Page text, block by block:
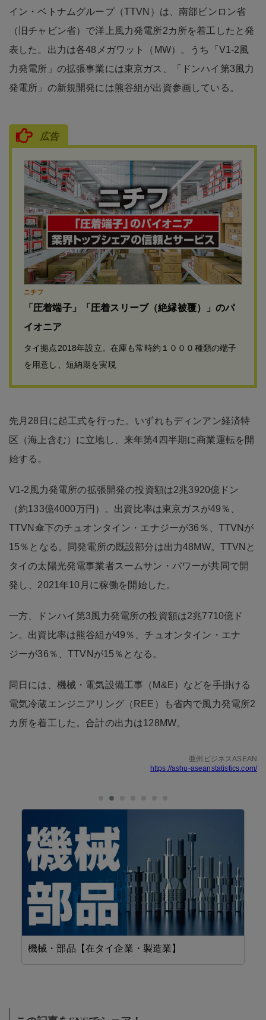
イン・ベトナムグループ（TTVN）は、南部ビンロン省
（旧チャビン省）で洋上風力発電所2カ所を着工したと発
表した。出力は各48メガワット（MW）。うち「V1-2風
力発電所」の拡張事業には東京ガス、「ドンハイ第3風力
発電所」の新規開発には熊谷組が出資参画している。
広告
ニチフ
「圧着端子」「圧着スリーブ（絶縁被覆）」のパ
イオニア
タイ拠点2018年設立。在庫も常時約１０００種類の端子
を用意し、短納期を実現
先月28日に起工式を行った。いずれもディンアン経済特
区（海上含む）に立地し、来年第4四半期に商業運転を開
始する。
V1-2風力発電所の拡張開発の投資額は2兆3920億ドン
（約133億4000万円）。出資比率は東京ガスが49％、
TTVN傘下のチュオンタイン・エナジーが36％、TTVNが
15％となる。同発電所の既設部分は出力48MW。TTVNと
タイの太陽光発電事業者スームサン・パワーが共同で開
発し、2021年10月に稼働を開始した。
一方、ドンハイ第3風力発電所の投資額は2兆7710億ド
ン。出資比率は熊谷組が49％、チュオンタイン・エナ
ジーが36％、TTVNが15％となる。
同日には、機械・電気設備工事（M&E）などを手掛ける
電気冷蔵エンジニアリング（REE）も省内で風力発電所2
カ所を着工した。合計の出力は128MW。
亜州ビジネスASEAN
https://ashu-aseanstatistics.com/
機械・部品【在タイ企業・製造業】